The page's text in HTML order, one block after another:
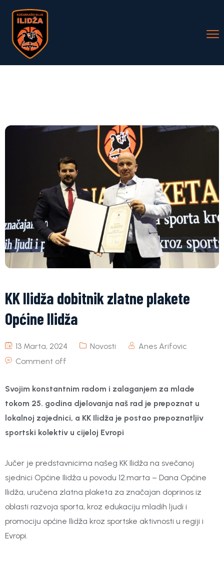
KK Ilidža dobitnik zlatne plakete
Općine Ilidža
13 Marta, 2024 Novosti
Anes Arifovic
Comment off
Svojim konstantnim radom i zalaganjem za mlade
tokom 25. godina djelovanja naš rad je prepoznat u
lokalnoj zajednici, a KK Ilidža je postao prepoznatljiv
sportski kolektiv u cijeloj Evropi
Jučer je predstavnicima našeg KK Ilidža na svečanoj
sjednici Općine Ilidža u povodu 12.marta – Dana Općine
Ilidža, uručena zlatna plaketa za značajan doprinos iz
oblasti razvoja sporta, kroz edukaciju mladih ljudi i
promociju općine Ilidža kroz sportske aktivnosti u regiji i
Evropi.